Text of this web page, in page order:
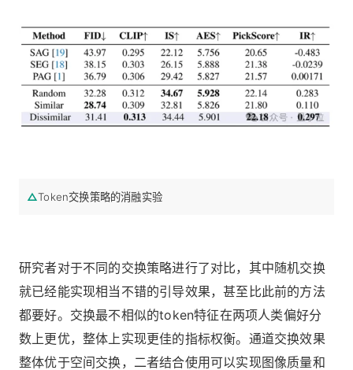
△Token交换策略的消融实验
研究者对于不同的交换策略进行了对比，其中随机交换
就已经能实现相当不错的引导效果，甚至比此前的方法
都要好。交换最不相似的token特征在两项人类偏好分
数上更优，整体上实现更佳的指标权衡。通道交换效果
整体优于空间交换，二者结合使用可以实现图像质量和